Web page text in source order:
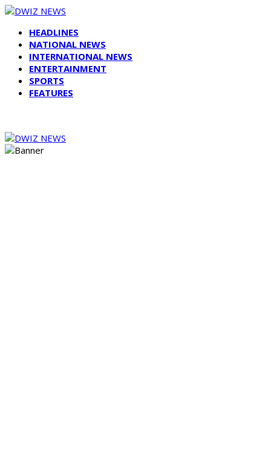
HEADLINES
NATIONAL NEWS
INTERNATIONAL NEWS
ENTERTAINMENT
SPORTS
FEATURES